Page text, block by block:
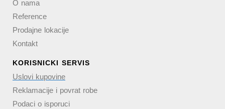
O nama
Reference
Prodajne lokacije
Kontakt
KORISNICKI SERVIS
Uslovi kupovine
Reklamacije i povrat robe
Podaci o isporuci